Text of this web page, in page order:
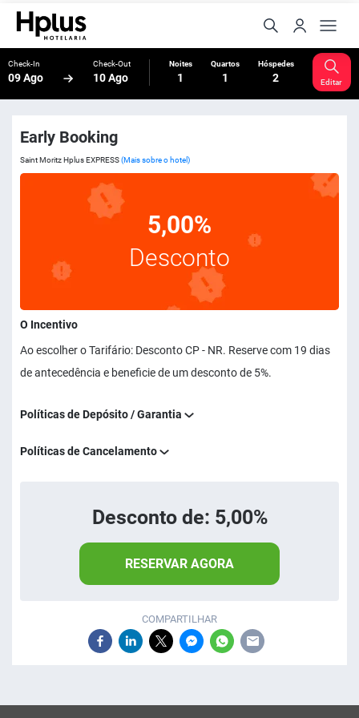
Check-In
09 Ago
Check-Out
10 Ago
Noites
1
Quartos
1
Hóspedes
2 Editar
Early Booking
Saint Moritz Hplus EXPRESS(Mais sobre o hotel)
5,00%
Desconto
O Incentivo
Ao escolher o Tarifário: Desconto CP - NR. Reserve com 19 dias
de antecedência e beneficie de um desconto de 5%.
Políticas de Depósito / Garantia
Políticas de Cancelamento
Desconto de: 5,00%
RESERVAR AGORA
COMPARTILHAR